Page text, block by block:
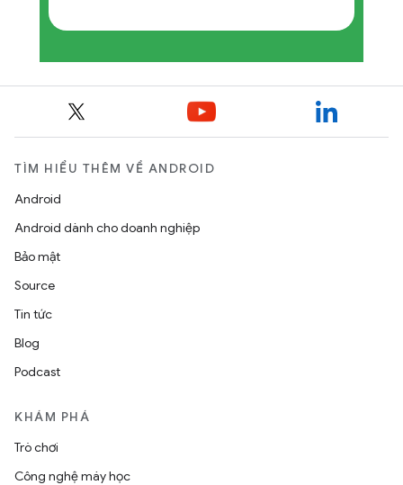
TÌM HIỂU THÊM VỀ ANDROID
Android
Android dành cho doanh nghiệp
Bảo mật
Source
Tin tức
Blog
Podcast
KHÁM PHÁ
Trò chơi
Công nghệ máy học